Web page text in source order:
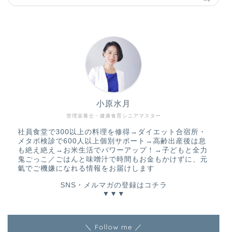
管理栄養士・健康食育シニアマスター
小原水月
社員食堂で300以上の料理を修得→ダイエット合宿所・
メタボ検診で600人以上個別サポート→高齢出産後は息
も絶え絶え→お米生活でパワーアップ！→子どもと全力
鬼ごっこ／ごはんと味噌汁で時間もお金もかけずに、元
氣でご機嫌になれる情報をお届けします
SNS・メルマガの登録はコチラ
▼▼▼
＼ Follow me ／